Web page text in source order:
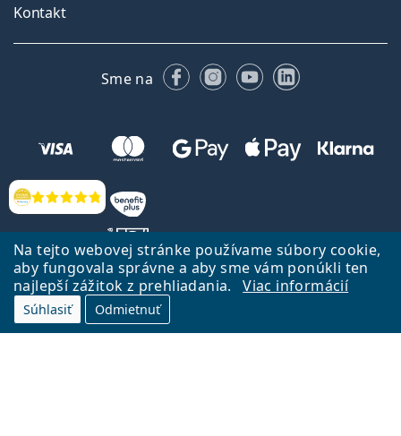
Na tejto webovej stránke používame súbory cookie,
aby fungovala správne a aby sme vám ponúkli ten
najlepší zážitok z prehliadania.
Viac informácií
Súhlasiť Odmietnuť
Hodnotenia
Kontakt
Sme na FacebookuInstagrame
YouTubeLinkedIn
Späť na Úvodnu stránku
Lentiamo.sk vlastní a prevádzkuje spoločnosť Lentiamo s.r.o., Česká